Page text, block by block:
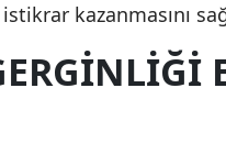
kazanmasını